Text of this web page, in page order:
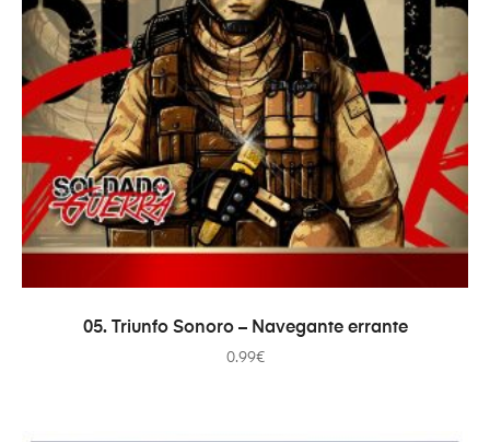
AÑADIR AL CARRITO
05. Triunfo Sonoro – Navegante errante
0.99€